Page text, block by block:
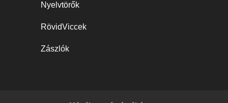
Nyelvtörők
RövidViccek
Zászlók